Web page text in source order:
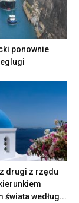
ponownie
drugi z rzędu
świata według...